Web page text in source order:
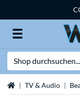
StartseiteTV & Audio